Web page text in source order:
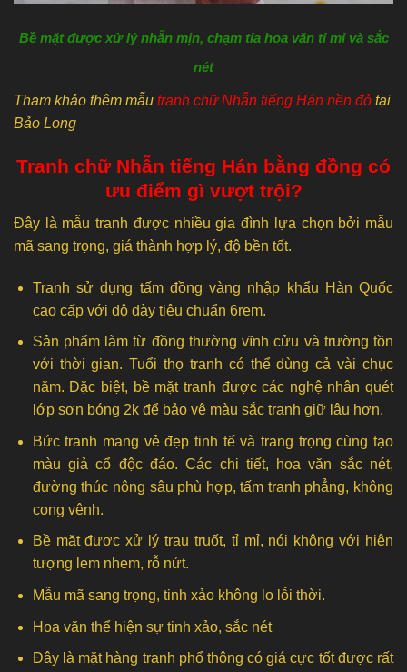
Bề mặt được xử lý nhẵn mịn, chạm tỉa hoa văn tỉ mỉ và sắc
nét
Tham khảo thêm mẫu tranh chữ Nhẫn tiếng Hán nền đỏ tại
Bảo Long
Tranh chữ Nhẫn tiếng Hán bằng đồng có
ưu điểm gì vượt trội?
Đây là mẫu tranh được nhiều gia đình lựa chọn bởi mẫu
mã sang trọng, giá thành hợp lý, độ bền tốt.
Tranh sử dụng tấm đồng vàng nhập khẩu Hàn Quốc
cao cấp với độ dày tiêu chuẩn 6rem.
Sản phẩm làm từ đồng thường vĩnh cửu và trường tồn
với thời gian. Tuổi thọ tranh có thể dùng cả vài chục
năm. Đặc biệt, bề mặt tranh được các nghệ nhân quét
lớp sơn bóng 2k để bảo vệ màu sắc tranh giữ lâu hơn.
Bức tranh mang vẻ đẹp tinh tế và trang trọng cùng tạo
màu giả cổ độc đáo. Các chi tiết, hoa văn sắc nét,
đường thúc nông sâu phù hợp, tấm tranh phẳng, không
cong vênh.
Bề mặt được xử lý trau truốt, tỉ mỉ, nói không với hiện
tượng lem nhem, rỗ nứt.
Mẫu mã sang trọng, tinh xảo không lo lỗi thời.
Hoa văn thể hiện sự tinh xảo, sắc nét
Đây là mặt hàng tranh phổ thông có giá cực tốt được rất